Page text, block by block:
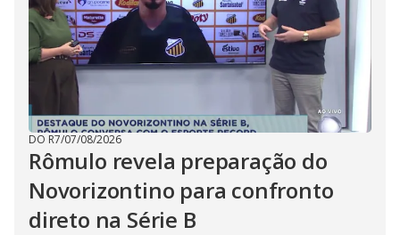
DO R7/07/08/2026
Rômulo revela preparação do
Novorizontino para confronto
direto na Série B